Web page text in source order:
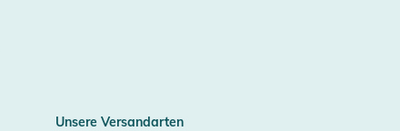
Unsere Versandarten